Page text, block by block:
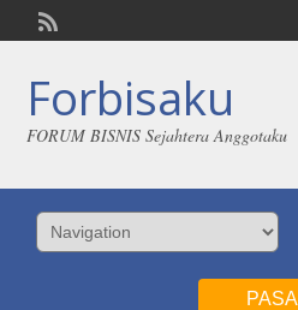
Forbisaku
FORUM BISNIS Sejahtera Anggotaku